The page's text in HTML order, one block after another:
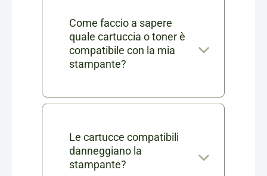
Come faccio a sapere
quale cartuccia o toner è
compatibile con la mia
stampante?
Nella scheda di ogni prodotto
completo dei modelli di
stampanti compatibili. Se ti
Le cartucce compatibili
danneggiano la
stampante?